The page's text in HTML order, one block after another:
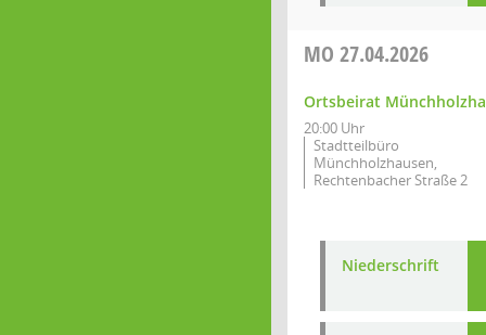
MO 27.04.2026
Ortsbeirat
20:00 Uhr
Stadtteilbüro
Münchholzhausen,
Rechtenbacher Straße 2
Niederschrift